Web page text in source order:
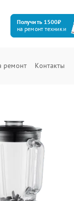
Получить 1500₽
на ремонт техники
ремонт Контакты